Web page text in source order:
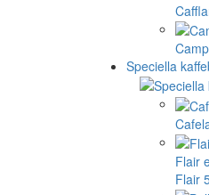
Speciella
Flair
Flair